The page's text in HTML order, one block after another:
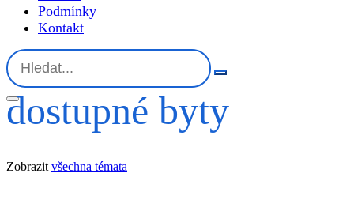
Podmínky
Kontakt
dostupné byty
Zobrazit všechna témata